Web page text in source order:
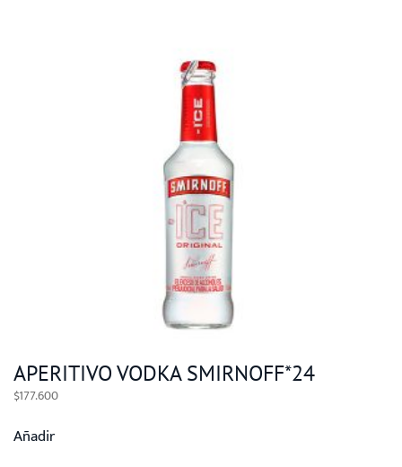
APERITIVO VODKA SMIRNOFF*24
$177.600
Añadir